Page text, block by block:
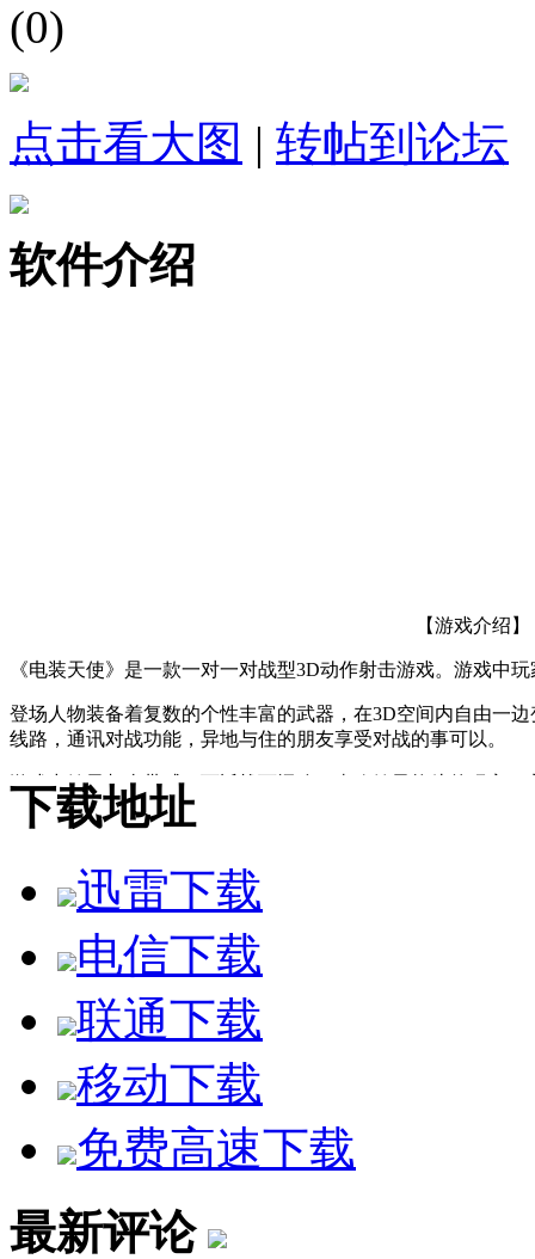
(0)
点击看大图 | 转帖到论坛
软件介绍
【游戏介绍】
《电装天使》是一款一对一对战型3D动作射击游戏。游戏中
登场人物装备着复数的个性丰富的武器，在3D空间内自由一
线路，通讯对战功能，异地与住的朋友享受对战的事可以。
游戏中妹子相当带感，可近战可远攻，喜欢妹子格斗的玩家
感的说。
下载地址
迅雷下载
电信下载
联通下载
移动下载
免费高速下载
最新评论